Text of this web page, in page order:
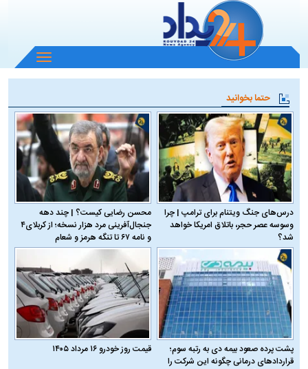
باز
و
منو
حتما بخوانید
درس‌های جنگ ویتنام برای ترامپ | چرا
وسوسه عصر حجر، باتلاق امریکا خواهد
شد؟
محسن رضایی کیست؟ | چند دهه
جنجال‌آفرینی مرد هزار نسخه؛ از کربلای۴
و نامه ۶۷ تا تنگه هرمز و شعام
پشت پرده صعود بیمه دی به رتبه سوم؛
قراردادهای درمانی چگونه این شرکت را
قیمت روز خودرو ۱۶ مرداد ۱۴۰۵